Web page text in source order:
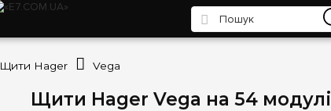
Щити Hager Vega на 54 модулі
Щити Hager Vega